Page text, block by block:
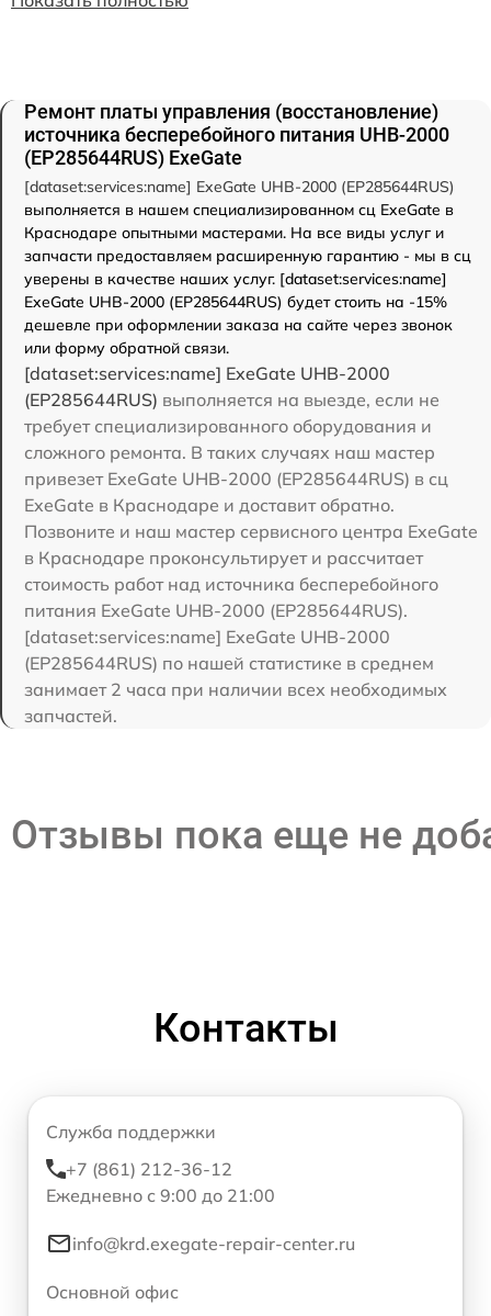
Ремонт платы управления (восстановление)
источника бесперебойного питания UHB-2000
(EP285644RUS) ExeGate
[dataset:services:name] ExeGate UHB-2000 (EP285644RUS)
выполняется в нашем специализированном сц ExeGate в
Краснодаре опытными мастерами. На все виды услуг и
запчасти предоставляем расширенную гарантию - мы в сц
уверены в качестве наших услуг. [dataset:services:name]
ExeGate UHB-2000 (EP285644RUS) будет стоить на -15%
дешевле при оформлении заказа на сайте через звонок
или форму обратной связи.
[dataset:services:name] ExeGate UHB-2000
(EP285644RUS) выполняется на выезде, если не
требует специализированного оборудования и
сложного ремонта. В таких случаях наш мастер
привезет ExeGate UHB-2000 (EP285644RUS) в сц
ExeGate в Краснодаре и доставит обратно.
Позвоните и наш мастер сервисного центра ExeGate
в Краснодаре проконсультирует и рассчитает
стоимость работ над источника бесперебойного
питания ExeGate UHB-2000 (EP285644RUS).
[dataset:services:name] ExeGate UHB-2000
(EP285644RUS) по нашей статистике в среднем
занимает 2 часа при наличии всех необходимых
запчастей.
Отзывы пока еще не
Контакты
Служба поддержки
+7 (861) 212-36-12
Ежедневно с 9:00 до 21:00
info@krd.exegate-repair-center.ru
Основной офис